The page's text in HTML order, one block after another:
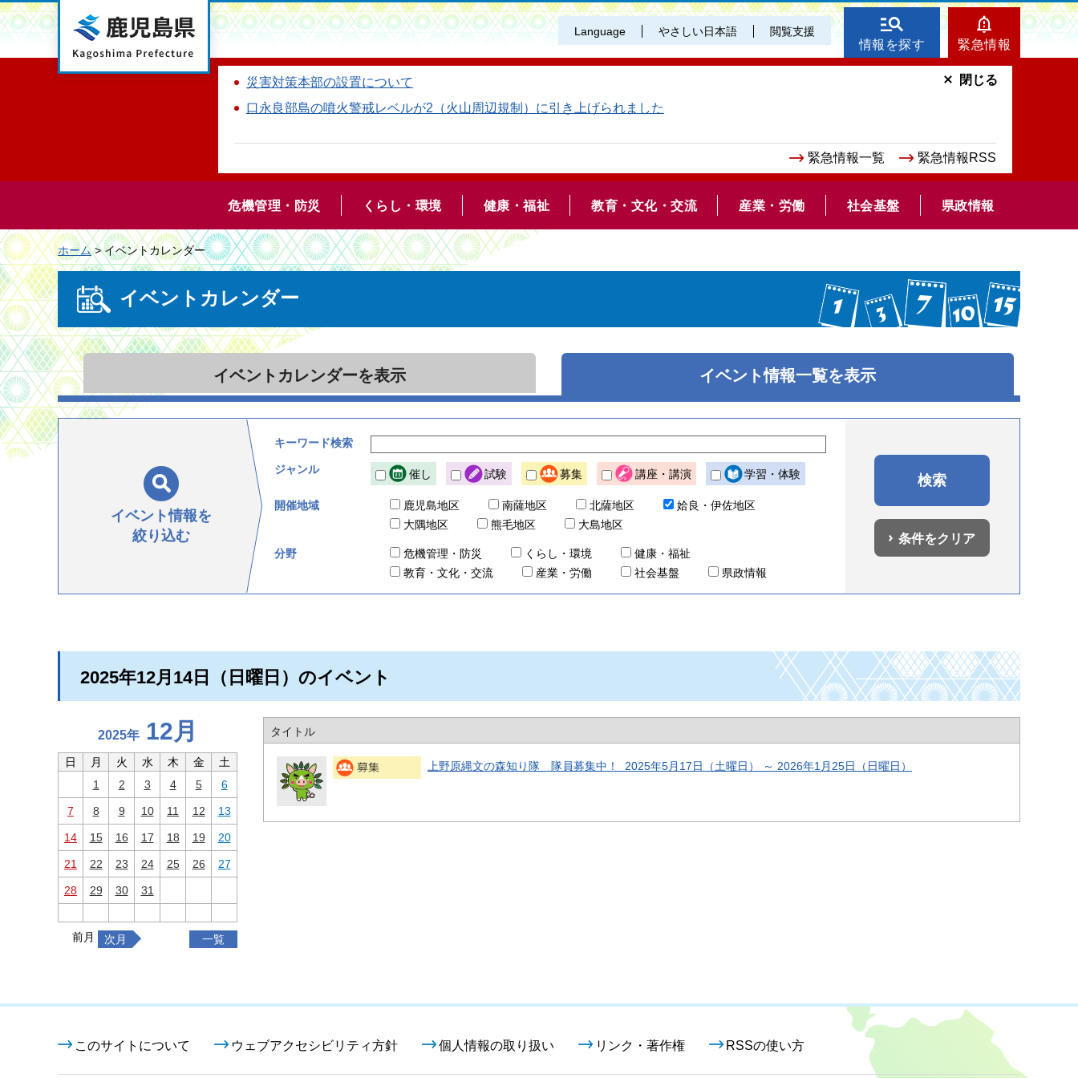
鹿児島県 Language やさしい日本語 閲覧支援
情報を探す 緊急情報
災害対策本部の設置について
口永良部島の噴火警戒レベルが2（火山周辺規制）に引き上げられました
緊急情報一覧 緊急情報RSS
閉じる
危機管理・防災 くらし・環境 健康・福祉 教育・文化・交流 産業・労働 社会基盤 県政情報
ホーム> イベントカレンダー
イベントカレンダー
イベント カレンダーを表示 イベント情報一覧を表示
イベント情報を
絞り込む
キーワード検索
ジャンル 催し 試験 募集 講座・講演 学習・体験
開催地域 鹿児島地区 南薩地区 北薩地区
姶良・伊佐地区
大隅地区
熊毛地区 大島地区
分野 危機管理・防災 くらし・環境
健康・福祉
教育・文化・交流
産業・労働 社会基盤 県政情報
条件をクリア
2025年12月14日（日曜日）のイベント
2025年 12月
日 月 火 水 木 金
土
1
2 3 4 5 6
7 8 9 10 11 12 13
14 15 16 17 18 19 20
21 22 23 24 25 26 27
28 29 30 31
前月 一覧
次月
タイトル
上野原縄文の森知り隊 隊員募集中！ 2025年5月17日（土曜日） ～ 2026年1月25日（日曜日）
このサイトについて ウェブアクセシビリティ方針 個人情報の取り扱い リンク・著作権 RSSの使い方